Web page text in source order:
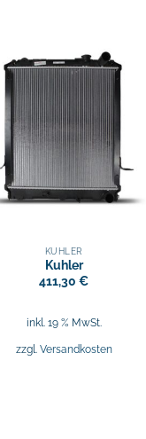
KÜHLER
Kuhler
411,30€
inkl. 19 % MwSt.
zzgl. Versandkosten